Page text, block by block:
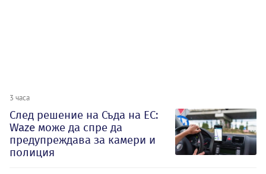
3 часа
След решение на Съда на ЕС:
Waze може да спре да
предупреждава за камери и
полиция